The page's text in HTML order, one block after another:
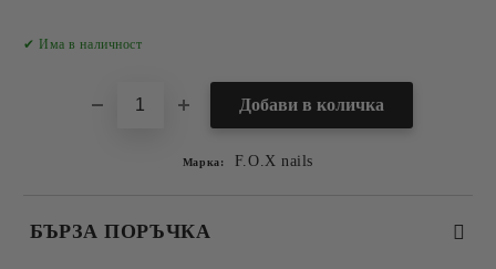
✔ Има в наличност
Марка: F.O.X nails
БЪРЗА ПОРЪЧКА